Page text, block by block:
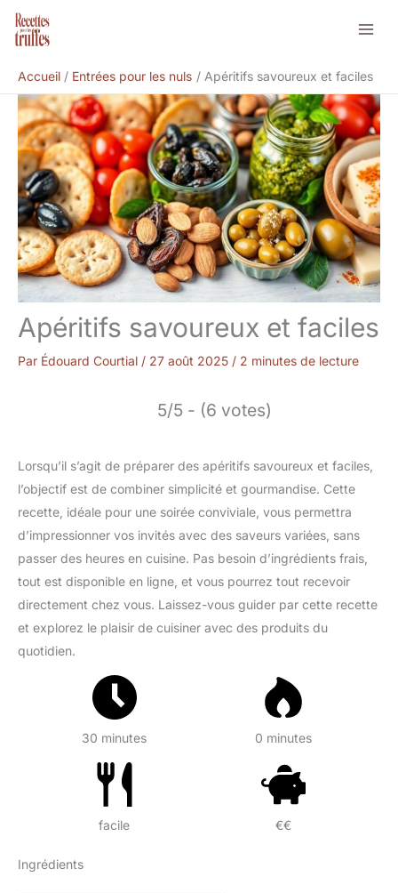
Aller
Accueil
Entrées pour les nuls Apéritifs savoureux et faciles
Apéritifs savoureux et faciles
Par Édouard Courtial / 27 août 2025 / 2 minutes de lecture
5/5 - (6 votes)
Lorsqu’il s’agit de préparer des apéritifs savoureux et faciles,
l’objectif est de combiner simplicité et gourmandise. Cette
recette, idéale pour une soirée conviviale, vous permettra
d’impressionner vos invités avec des saveurs variées, sans
passer des heures en cuisine. Pas besoin d’ingrédients frais,
tout est disponible en ligne, et vous pourrez tout recevoir
directement chez vous. Laissez-vous guider par cette recette
et explorez le plaisir de cuisiner avec des produits du
quotidien.
30 minutes 0 minutes
facile €€
Ingrédients
Rechercher